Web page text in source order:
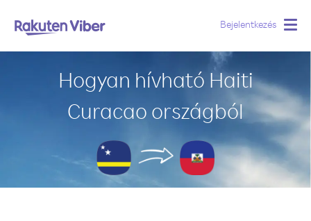
Bejelentkezés
Hogyan hívható Haiti
Curacao országból